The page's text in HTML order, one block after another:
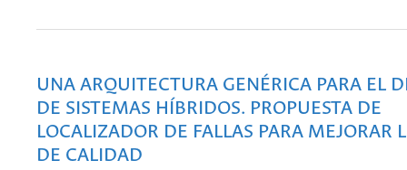
UNA ARQUITECTURA GENÉRICA PARA EL
DE SISTEMAS HÍBRIDOS. PROPUESTA DE
LOCALIZADOR DE FALLAS PARA MEJORAR
DE CALIDAD